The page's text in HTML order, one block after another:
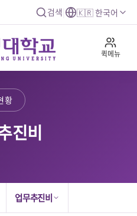
검색 🇰🇷 한국어
퀵메뉴
황
진비
업무추진비